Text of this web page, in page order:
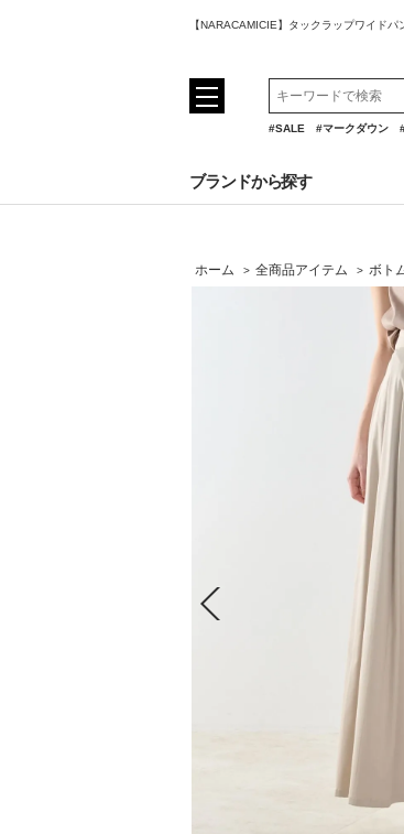
【NARACAMICIE】タックラップワイド
#SALE #マークダウン
ブランドから探す
ホーム > 全商品アイテム > ボト